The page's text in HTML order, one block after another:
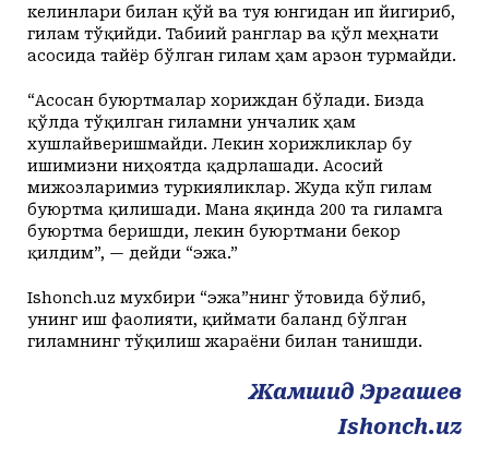
келинлари билан қўй ва туя юнгидан ип йигириб,
гилам тўқийди. Табиий ранглар ва қўл меҳнати
асосида тайёр бўлган гилам ҳам арзон турмайди.
“Асосан буюртмалар хориждан бўлади. Бизда
қўлда тўқилган гиламни унчалик ҳам
хушлайверишмайди. Лекин хорижликлар бу
ишимизни ниҳоятда қадрлашади. Асосий
мижозларимиз туркияликлар. Жуда кўп гилам
буюртма қилишади. Мана яқинда 200 та гиламга
буюртма беришди, лекин буюртмани бекор
қилдим”, — дейди “эжа.”
Ishonch.uz мухбири “эжа”нинг ўтовида бўлиб,
унинг иш фаолияти, қиймати баланд бўлган
гиламнинг тўқилиш жараёни билан танишди.
Жамшид Эргашев
Ishonch.uz